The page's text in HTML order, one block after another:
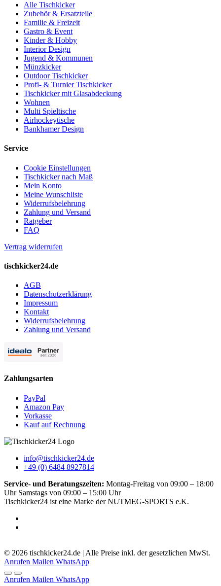
Alle Tischkicker
Zubehör & Ersatzteile
Familie & Freizeit
Gastro & Event
Kinder & Hobby
Interior Design
Jugend & Kommunen
Münzkicker
Outdoor Tischkicker
Profi- & Turnier Tischkicker
Tischkicker mit Glasabdeckung
Wohnen
Multi Spieltische
Airhockeytische
Bankhamer Design
Service
Cookie Einstellungen
Tischkicker nach Maß
Mein Konto
Meine Wunschliste
Widerrufsbelehrung
Zahlung und Versand
Ratgeber
FAQ
Vertrag widerrufen
tischkicker24.de
AGB
Datenschutzerklärung
Impressum
Kontakt
Widerrufsbelehrung
Zahlung und Versand
Zahlungsarten
PayPal
Amazon Pay
Vorkasse
Kauf auf Rechnung
info@tischkicker24.de
+49 (0) 6484 8927814
Service- und Beratungszeiten: Montag-Freitag von 09:00 – 18:00
Uhr Samstags von 09:00 – 15:00 Uhr
Tischkicker24 ist eine Marke der NUTMEG-SPORTS e.K.
© 2026 tischkicker24.de | Alle Preise inkl. der gesetzlichen MwSt.
Anrufen Mailen WhatsApp
Anrufen Mailen WhatsApp